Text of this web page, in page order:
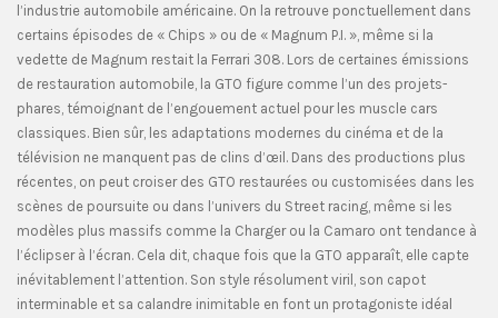
l’industrie automobile américaine. On la retrouve ponctuellement dans
certains épisodes de « Chips » ou de « Magnum P.I. », même si la
vedette de Magnum restait la Ferrari 308. Lors de certaines émissions
de restauration automobile, la GTO figure comme l’un des projets-
phares, témoignant de l’engouement actuel pour les muscle cars
classiques. Bien sûr, les adaptations modernes du cinéma et de la
télévision ne manquent pas de clins d’œil. Dans des productions plus
récentes, on peut croiser des GTO restaurées ou customisées dans les
scènes de poursuite ou dans l’univers du Street racing, même si les
modèles plus massifs comme la Charger ou la Camaro ont tendance à
l’éclipser à l’écran. Cela dit, chaque fois que la GTO apparaît, elle capte
inévitablement l’attention. Son style résolument viril, son capot
interminable et sa calandre inimitable en font un protagoniste idéal